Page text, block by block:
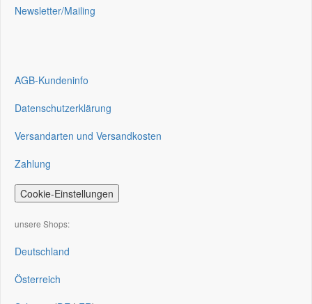
Newsletter/Mailing
AGB-Kundeninfo
Datenschutzerklärung
Versandarten und Versandkosten
Zahlung
Cookie-Einstellungen
unsere Shops:
Deutschland
Österreich